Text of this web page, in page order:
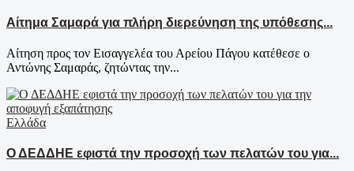
Αίτημα Σαμαρά για πλήρη διερεύνηση της υπόθεσης...
Αίτηση προς τον Εισαγγελέα του Αρείου Πάγου κατέθεσε ο
Αντώνης Σαμαράς, ζητώντας την...
Ελλάδα
Ο ΔΕΔΔΗΕ εφιστά την προσοχή των πελατών του για...